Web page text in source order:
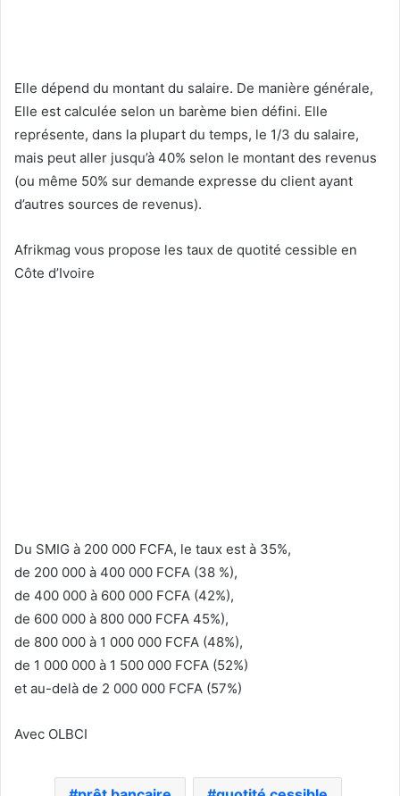
Elle dépend du montant du salaire. De manière générale,
Elle est calculée selon un barème bien défini. Elle
représente, dans la plupart du temps, le 1/3 du salaire,
mais peut aller jusqu’à 40% selon le montant des revenus
(ou même 50% sur demande expresse du client ayant
d’autres sources de revenus).
Afrikmag vous propose les taux de quotité cessible en
Côte d’Ivoire
Du SMIG à 200 000 FCFA, le taux est à 35%,
de 200 000 à 400 000 FCFA (38 %),
de 400 000 à 600 000 FCFA (42%),
de 600 000 à 800 000 FCFA 45%),
de 800 000 à 1 000 000 FCFA (48%),
de 1 000 000 à 1 500 000 FCFA (52%)
et au-delà de 2 000 000 FCFA (57%)
Avec OLBCI